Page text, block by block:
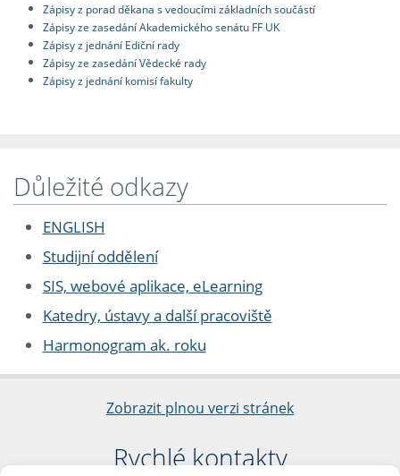
Zápisy z porad děkana s vedoucími základních součástí
Zápisy ze zasedání Akademického senátu FF UK
Zápisy z jednání Ediční rady
Zápisy ze zasedání Vědecké rady
Zápisy z jednání komisí fakulty
Důležité odkazy
ENGLISH
Studijní oddělení
SIS, webové aplikace, eLearning
Katedry, ústavy a další pracoviště
Harmonogram ak. roku
Zobrazit plnou verzi stránek
Rychlé kontakty